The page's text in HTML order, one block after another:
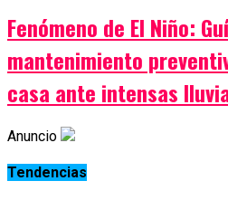
Fenómeno de El Niño:
mantenimiento
casa ante intensas
Anuncio
Tendencias